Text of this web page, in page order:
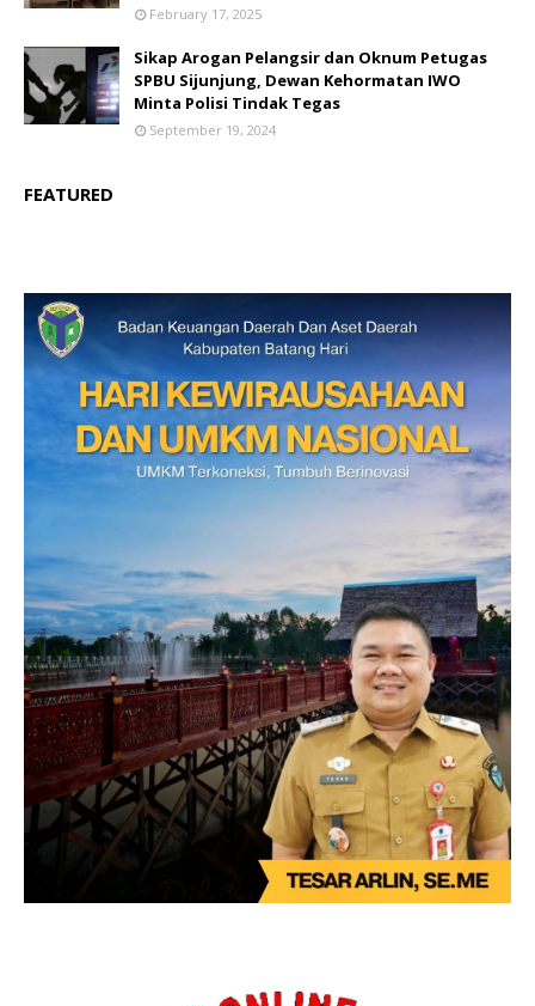
February 17, 2025
Sikap Arogan Pelangsir dan Oknum Petugas
SPBU Sijunjung, Dewan Kehormatan IWO
Minta Polisi Tindak Tegas
September 19, 2024
FEATURED